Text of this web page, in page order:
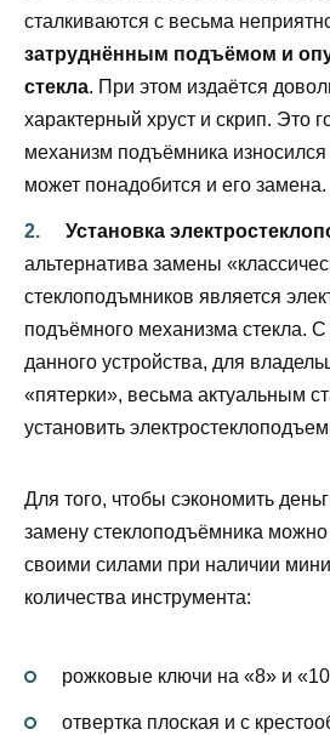
сталкиваются с весьма
затруднённым подъёмом и
стекла. При этом издаётся
характерный хруст и скрип. Это
механизм подъёмника износился
может понадобится и его замена.
Установка
альтернатива замены
стеклоподъмников является
подъёмного механизма стекла.
данного устройства, для
«пятерки», весьма актуальным
установить
Для того, чтобы сэкономить
замену стеклоподъёмника
своими силами при наличии
количества инструмента:
рожковые ключи на «8» и
отвертка плоская и с